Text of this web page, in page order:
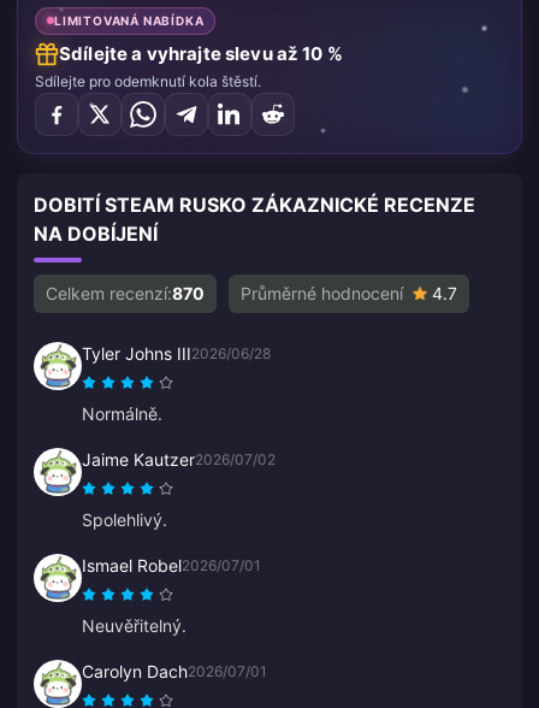
LIMITOVANÁ NABÍDKA
Sdílejte a vyhrajte slevu až 10 %
Sdílejte pro odemknutí kola štěstí.
DOBITÍ STEAM RUSKO ZÁKAZNICKÉ RECENZE
NA DOBÍJENÍ
Celkem recenzí:870 Průměrné hodnocení 4.7
Tyler Johns III2026/06/28
Normálně.
Jaime Kautzer2026/07/02
Spolehlivý.
Ismael Robel2026/07/01
Neuvěřitelný.
Carolyn Dach2026/07/01